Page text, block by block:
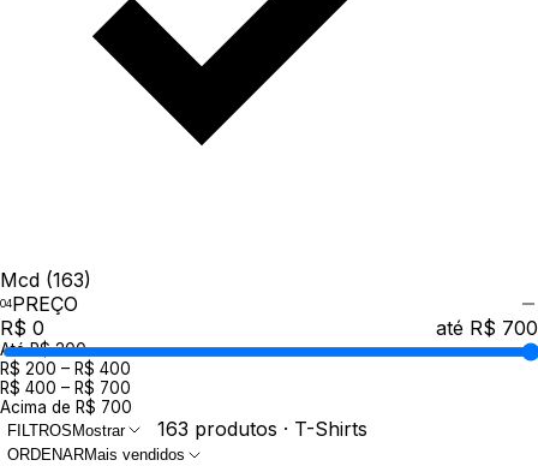
Mcd (163)
PREÇO
R$ 0
até R$ 700
Até R$ 200
R$ 200 – R$ 400
R$ 400 – R$ 700
Acima de R$ 700
FILTROS Mostrar 163 produtos · T-Shirts
ORDENARMais vendidos